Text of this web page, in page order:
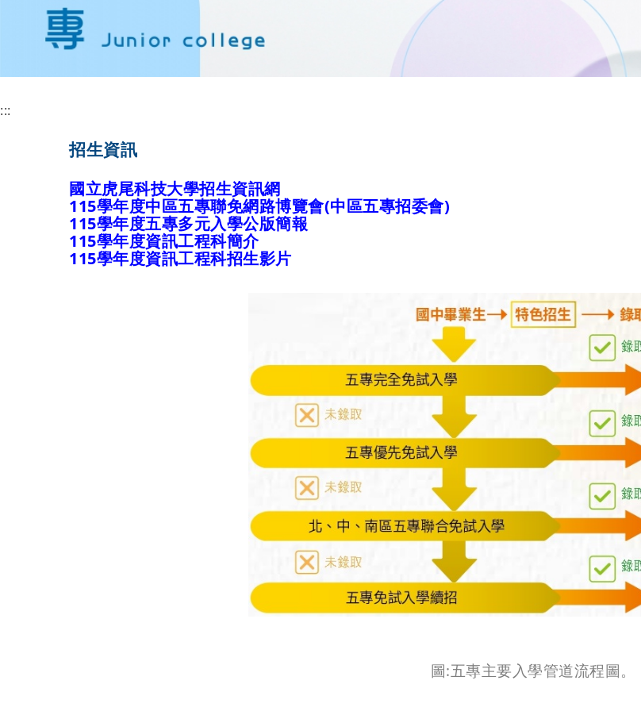
:::
招生資訊
國立虎尾科技大學招生資訊網
115學年度中區五專聯免網路博覽會(中區五專招委會)
115學年度五專多元入學公版簡報
115學年度資訊工程科簡介
115學年度資訊工程科招生影片
圖:五專主要入學管道流程圖。